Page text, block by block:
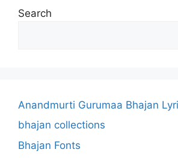
Search
Anandmurti Gurumaa Bhajan
bhajan collections
Bhajan Fonts